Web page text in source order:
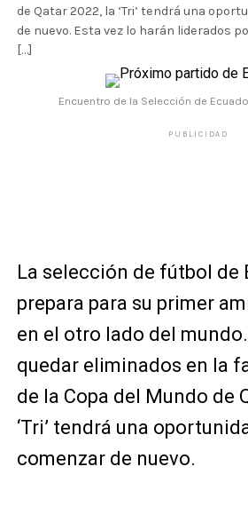
de Qatar 2022, la ‘Tri’ tendrá una
de nuevo. Esta vez lo harán liderados
[…]
Encuentro de la Selección de
PUBLICIDAD
La selección de fútbol de
prepara para su primer
en el otro lado del
quedar eliminados en la
de la Copa del Mundo de
‘Tri’ tendrá una
comenzar de nuevo.